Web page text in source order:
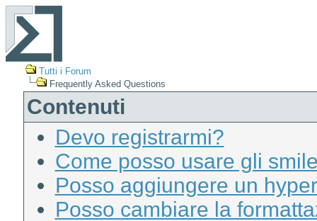
Tutti i Forum
Frequently Asked Questions
Contenuti
Devo registrarmi?
Come posso usare gli
Posso aggiungere un
Posso cambiare la